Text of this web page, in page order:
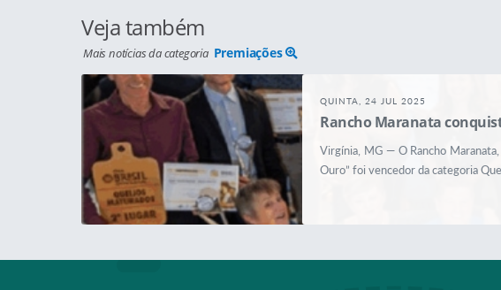
Veja também
Mais notícias da categoria Premiações
QUINTA, 24 JUL 2025
Rancho Maranata
Virgínia, MG — O Rancho
Ouro” foi vencedor da categoria